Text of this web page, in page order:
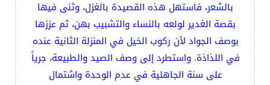
بالشعر، فاستهل هذه القصيدة بالغزل، وثنى فيها
بقصة الغدير لولعه بالنساء والتشبيب بهن، ثم عززها
بوصف الجواد لأن ركوب الخيل في المنزلة الثانية عنده
في اللذاذة. واستطرد إلى وصف الصيد والطبيعة، جرياً
على سنة الجاهلية في عدم الوحدة واشتمال